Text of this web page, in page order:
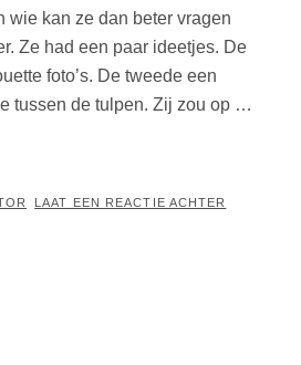
wie kan ze dan beter vragen
Ze had een paar ideetjes. De
foto’s. De tweede een
tussen de tulpen. Zij zou op …
LAAT EEN REACTIE ACHTER